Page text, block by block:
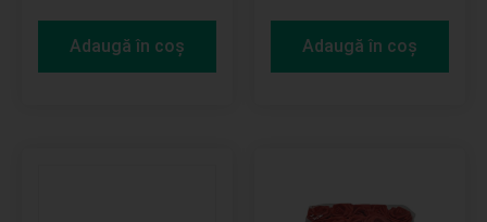
Adaugă în coș Adaugă în coș